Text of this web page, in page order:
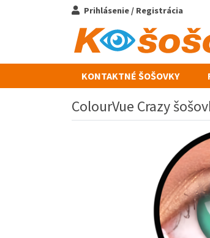
Prihlásenie / Registrácia
KONTAKTNÉ ŠOŠOVKY
ColourVue Crazy